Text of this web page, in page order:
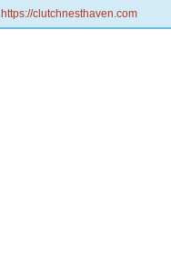
https://clutchnesthaven.com